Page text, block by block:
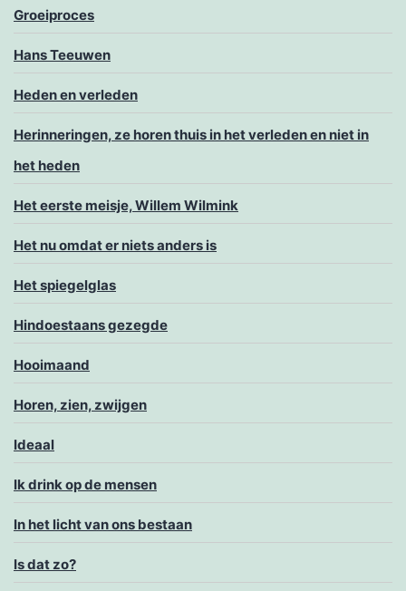
Groeiproces
Hans Teeuwen
Heden en verleden
Herinneringen, ze horen thuis in het verleden en niet in
het heden
Het eerste meisje, Willem Wilmink
Het nu omdat er niets anders is
Het spiegelglas
Hindoestaans gezegde
Hooimaand
Horen, zien, zwijgen
Ideaal
Ik drink op de mensen
In het licht van ons bestaan
Is dat zo?